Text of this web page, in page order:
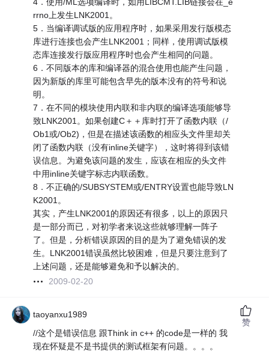
4．使用/ML选项编译时，如用LIBCMT.LIB链接会在_e
rrno上发生LNK2001。
5．当编译调试版的应用程序时，如果采用发行版模态
库进行连接也会产生LNK2001；同样，使用调试版模
态库连接发行版应用程序时也会产生相同的问题。
6．不同版本的库和编译器的混合使用也能产生问题，
因为新版的库里可能包含早先的版本没有的符号和说
明。
7．在不同的模块使用内联和非内联的编译选项能够导
致LNK2001。如果创建C＋＋库时打开了函数内联（/
Ob1或/Ob2)，但是在描述该函数的相应头文件里却关
闭了函数内联（没有inline关键字），这时将得到该错
误信息。为避免该问题的发生，应该在相应的头文件
中用inline关键字标志内联函数。
8．不正确的/SUBSYSTEM或/ENTRY设置也能导致LN
K2001。
其实，产生LNK2001的原因还有很多，以上的原因只
是一部分而已，对初学者来说这些就够理解一阵子
了。但是，分析错误原因的目的是为了避免错误的发
生。LNK2001错误虽然比较困难，但是只要注意到了
上述问题，还是能够避免和予以解决的。
2009-02-20
taoyanxu1989
//这个是错误信息 跟Think in c++ 的code是一样的 我
现在怀疑是不是书提供的测试框架有问题。。。。
赞